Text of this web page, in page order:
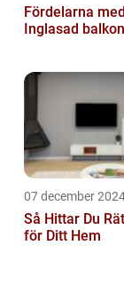
Fördelarna
Inglasad
07 december
Så Hittar Du
för Ditt Hem